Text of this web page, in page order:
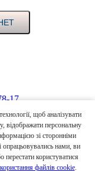
щоб аналізувати
відображати персональну
зі сторонніми
нами, ви
користуватися
файлів cookie.
17
496-00-55 +380 (67)
64(Viber, WhatsApp)